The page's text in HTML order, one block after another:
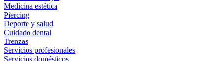
Medicina estética
Piercing
Deporte y salud
Cuidado dental
Trenzas
Servicios profesionales
Servicios domésticos